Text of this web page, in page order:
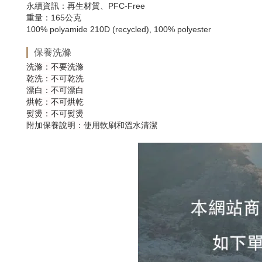
永續資訊：再生材質、PFC-Free
重量：165公克
100% polyamide 210D (recycled), 100% polyester
保養洗滌
洗滌：不要洗滌
乾洗：不可乾洗
漂白：不可漂白
烘乾：不可烘乾
熨燙：不可熨燙
附加保養說明：使用軟刷和溫水清潔